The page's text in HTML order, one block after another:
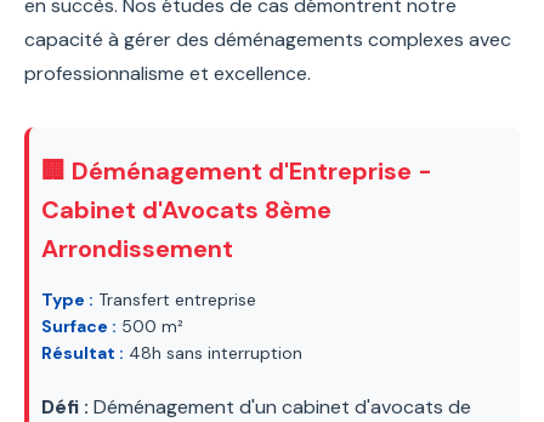
en succès. Nos études de cas démontrent notre
capacité à gérer des déménagements complexes avec
professionnalisme et excellence.
🏢 Déménagement d'Entreprise -
Cabinet d'Avocats 8ème
Arrondissement
Type : Transfert entreprise
Surface : 500 m²
Résultat : 48h sans interruption
Défi : Déménagement d'un cabinet d'avocats de